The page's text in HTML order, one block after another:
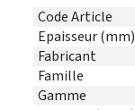
Code Article
Epaisseur (mm)
Fabricant
Famille
Gamme